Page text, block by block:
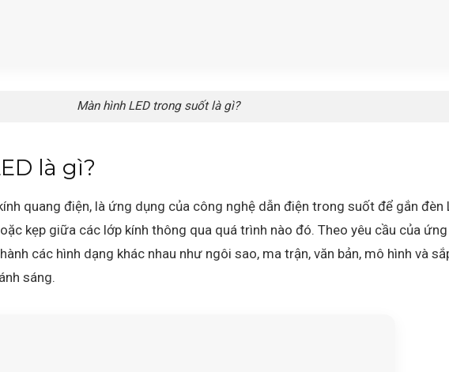
Màn hình LED trong suốt là gì?
là gì?
quang điện, là ứng dụng của công nghệ dẫn điện trong suốt để gắn đèn
kẹp giữa các lớp kính thông qua quá trình nào đó. Theo yêu cầu của
các hình dạng khác nhau như ngôi sao, ma trận, văn bản, mô hình và
sáng.